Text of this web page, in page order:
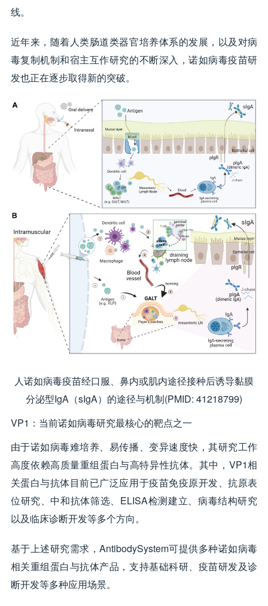
线。
近年来，随着人类肠道类器官培养体系的发展，以及对病
毒复制机制和宿主互作研究的不断深入，诺如病毒疫苗研
发也正在逐步取得新的突破。
人诺如病毒疫苗经口服、鼻内或肌内途径接种后诱导黏膜
分泌型IgA（sIgA）的途径与机制(PMID: 41218799)
VP1：当前诺如病毒研究最核心的靶点之一
由于诺如病毒难培养、易传播、变异速度快，其研究工作
高度依赖高质量重组蛋白与高特异性抗体。其中，VP1相
关蛋白与抗体目前已广泛应用于疫苗免疫原开发、抗原表
位研究、中和抗体筛选、ELISA检测建立、病毒结构研究
以及临床诊断开发等多个方向。
基于上述研究需求，AntibodySystem可提供多种诺如病毒
相关重组蛋白与抗体产品，支持基础科研、疫苗研发及诊
断开发等多种应用场景。